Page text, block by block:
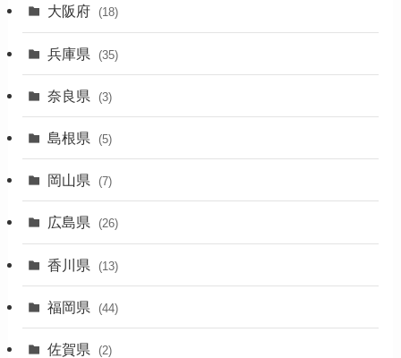
(4)
(17)
(1)
大阪府 (18)
兵庫県 (35)
奈良県 (3)
島根県 (5)
岡山県 (7)
広島県 (26)
香川県 (13)
福岡県 (44)
佐賀県 (2)